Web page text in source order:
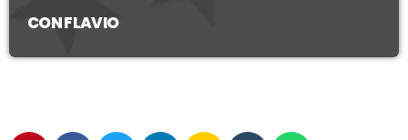
CON FLAVIO